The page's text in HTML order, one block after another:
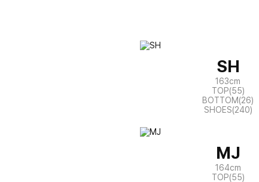
SH
163cm
TOP(55)
BOTTOM(26)
SHOES(240)
MJ
164cm
TOP(55)